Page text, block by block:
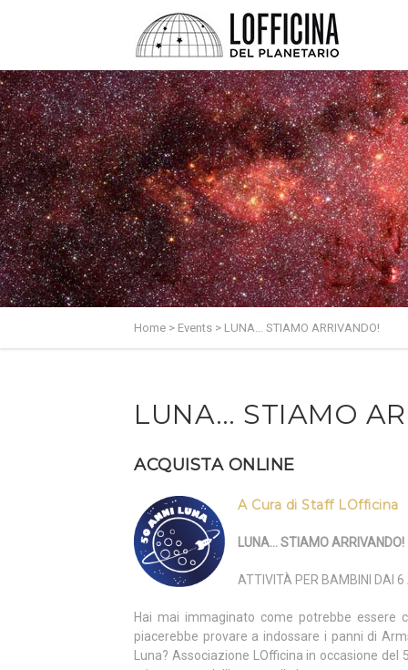
Home > Events > LUNA… STIAMO ARRIVANDO!
LUNA… STIAMO
ACQUISTA ONLINE
A Cura di Staff LOfficina
LUNA… STIAMO ARRIVANDO!
ATTIVITÀ PER BAMBINI DAI 6
Hai mai immaginato come potrebbe essere
piacerebbe provare a indossare i panni di
Luna? Associazione LOfficina in occasione